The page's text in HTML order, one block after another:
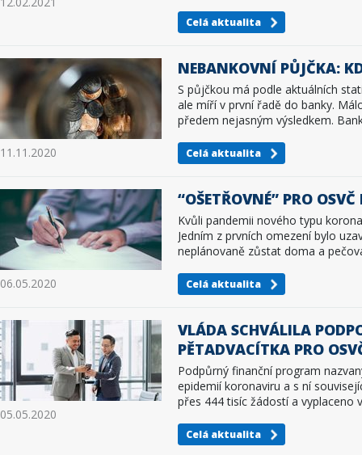
Celá aktualita
NEBANKOVNÍ PŮJČKA:
11.11.2020
S půjčkou má podle aktuálních
ale míří v první řadě do banky.
předem nejasným výsledkem.
Celá aktualita
“OŠETŘOVNÉ” PRO
06.05.2020
Kvůli pandemii nového typu
Jedním z prvních omezení bylo
neplánovaně zůstat doma a
Celá aktualita
VLÁDA SCHVÁLILA
PĚTADVACÍTKA PRO
05.05.2020
Podpůrný finanční program
epidemií koronaviru a s ní
přes 444 tisíc žádostí a vyplaceno
Celá aktualita